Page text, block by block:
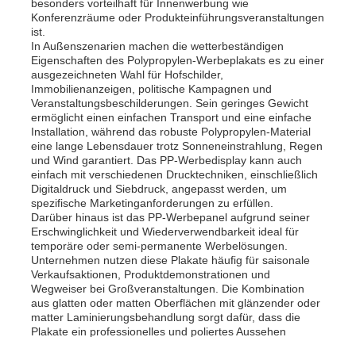
besonders vorteilhaft für Innenwerbung wie
Konferenzräume oder Produkteinführungsveranstaltungen
ist.
In Außenszenarien machen die wetterbeständigen
Eigenschaften des Polypropylen-Werbeplakats es zu einer
ausgezeichneten Wahl für Hofschilder,
Immobilienanzeigen, politische Kampagnen und
Veranstaltungsbeschilderungen. Sein geringes Gewicht
ermöglicht einen einfachen Transport und eine einfache
Installation, während das robuste Polypropylen-Material
eine lange Lebensdauer trotz Sonneneinstrahlung, Regen
und Wind garantiert. Das PP-Werbedisplay kann auch
einfach mit verschiedenen Drucktechniken, einschließlich
Digitaldruck und Siebdruck, angepasst werden, um
spezifische Marketinganforderungen zu erfüllen.
Darüber hinaus ist das PP-Werbepanel aufgrund seiner
Erschwinglichkeit und Wiederverwendbarkeit ideal für
temporäre oder semi-permanente Werbelösungen.
Unternehmen nutzen diese Plakate häufig für saisonale
Verkaufsaktionen, Produktdemonstrationen und
Wegweiser bei Großveranstaltungen. Die Kombination
aus glatten oder matten Oberflächen mit glänzender oder
matter Laminierungsbehandlung sorgt dafür, dass die
Plakate ein professionelles und poliertes Aussehen